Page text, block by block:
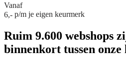
Vanaf
6,- p/m je eigen keurmerk
Ruim 9.600 webshops
binnenkort tussen onze